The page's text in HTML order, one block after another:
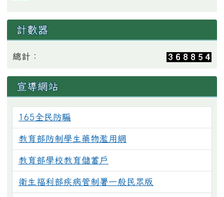
計數器
總計：
右邊區域內容
宣導網站
165全民防騙
教育部防制學生藥物濫用網
教育部學校教育儲蓄戶
衛生福利部疾病管制署一般民眾版